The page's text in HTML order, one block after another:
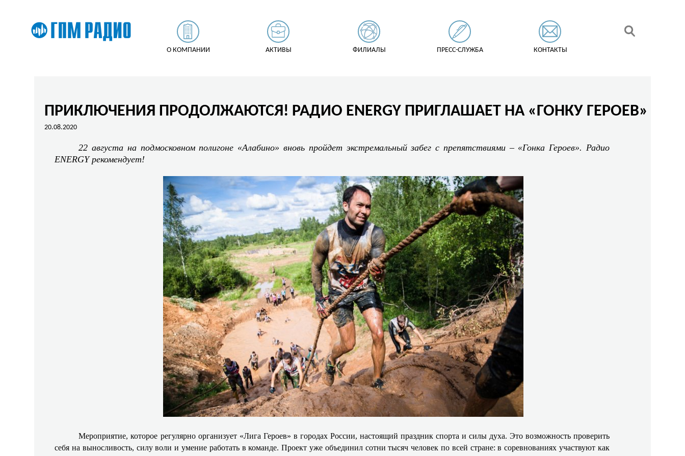
О КОМПАНИИ АКТИВЫ ФИЛИАЛЫ ПРЕСС-СЛУЖБА КОНТАКТЫ
ПРИКЛЮЧЕНИЯ ПРОДОЛЖАЮТСЯ! РАДИО ENERGY ПРИГЛАШАЕТ НА «ГОНКУ ГЕРОЕВ»
20.08.2020
22 августа на подмосковном полигоне «Алабино» вновь пройдет экстремальный забег с препятствиями – «Гонка Героев». Радио
ENERGY рекомендует!
Мероприятие, которое регулярно организует «Лига Героев» в городах России, настоящий праздник спорта и силы духа. Это возможность проверить
себя на выносливость, силу воли и умение работать в команде. Проект уже объединил сотни тысяч человек по всей стране: в соревнованиях участвуют как